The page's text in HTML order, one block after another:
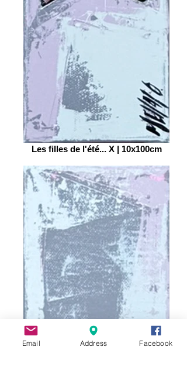
Les filles de l'été... X | 10x100cm
Email Address Facebook